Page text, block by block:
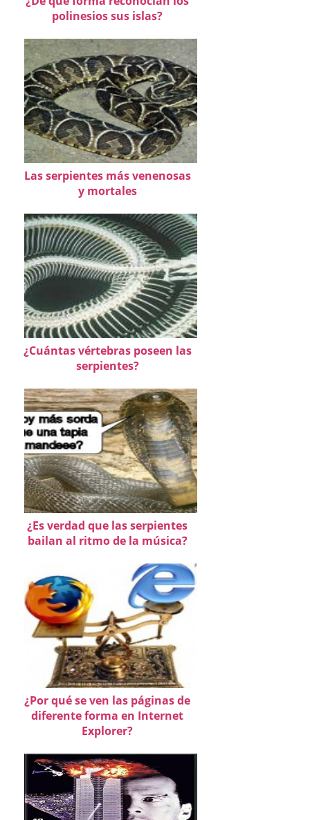
polinesios sus islas?
Las serpientes más venenosas
y mortales
¿Cuántas vértebras poseen las
serpientes?
¿Es verdad que las serpientes
bailan al ritmo de la música?
¿Por qué se ven las páginas de
diferente forma en Internet
Explorer?